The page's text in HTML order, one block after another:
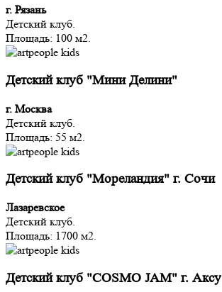
г. Рязань
Детский клуб.
Площадь: 100 м2.
Детский клуб "Мини Делини"
г. Москва
Детский клуб.
Площадь: 55 м2.
Детский клуб "Мореландия" г. Сочи
Лазаревское
Детский клуб.
Площадь: 1700 м2.
Детский клуб "COSMO JAM" г. Аксу